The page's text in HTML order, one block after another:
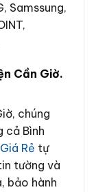
Samssung,
Cần Giờ.
chúng
cả Bình
Rẻ tự
tường và
bảo hành